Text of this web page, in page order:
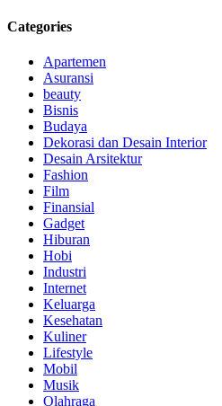
Categories
Apartemen
Asuransi
beauty
Bisnis
Budaya
Dekorasi dan Desain Interior
Desain Arsitektur
Fashion
Film
Finansial
Gadget
Hiburan
Hobi
Industri
Internet
Keluarga
Kesehatan
Kuliner
Lifestyle
Mobil
Musik
Olahraga